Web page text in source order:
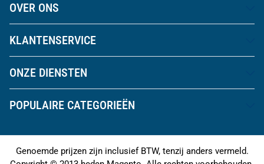
OVER ONS
KLANTENSERVICE
ONZE DIENSTEN
POPULAIRE CATEGORIEËN
Genoemde prijzen zijn inclusief BTW, tenzij anders vermeld.